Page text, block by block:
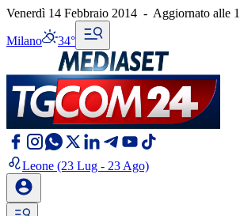
Venerdì 14 Febbraio 2014 - Aggiornato alle
Milano 34°
Leone (23 Lug - 23 Ago)